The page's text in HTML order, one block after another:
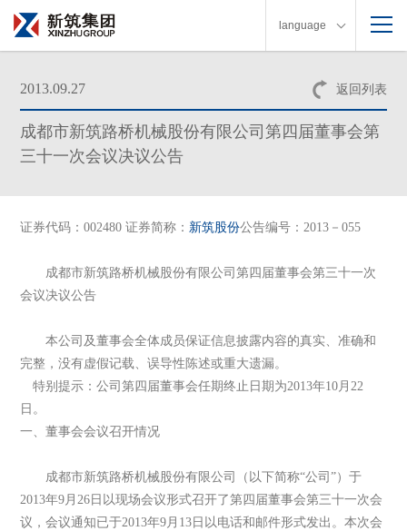
language
返回列表
2013.09.27
成都市新筑路桥机械股份有限公司第四届董事会第
三十一次会议决议公告
证券代码：002480 证券简称： 新筑股份公告编号：2013－055
成都市新筑路桥机械股份有限公司第四届董事会第三十一次
会议决议公告
本公司及董事会全体成员保证信息披露内容的真实、准确和
完整，没有虚假记载、误导性陈述或重大遗漏。
特别提示：公司第四 届董事会任期终止日期为2013年10月22
日。
一、董事会会议召开情况
成都市新筑路桥机械股份有限公司（以下简称“公司”）于
2013年9月26日以现场会议形式召开了第四届董事会第三十一次会
议，会议通知已于2013年9月13日以电话和邮件形式发出。本次会